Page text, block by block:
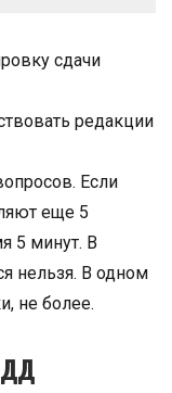
сдачи
редакции
Если
еще 5
5 минут. В
нельзя. В одном
не более.